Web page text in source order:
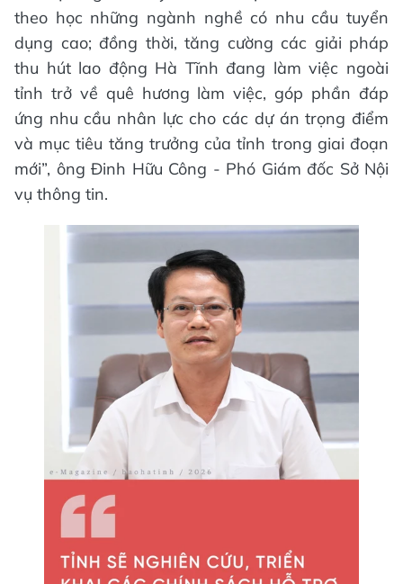
theo học những ngành nghề có nhu cầu tuyển
dụng cao; đồng thời, tăng cường các giải pháp
thu hút lao động Hà Tĩnh đang làm việc ngoài
tỉnh trở về quê hương làm việc, góp phần đáp
ứng nhu cầu nhân lực cho các dự án trọng điểm
và mục tiêu tăng trưởng của tỉnh trong giai đoạn
mới”, ông Đinh Hữu Công - Phó Giám đốc Sở Nội
vụ thông tin.